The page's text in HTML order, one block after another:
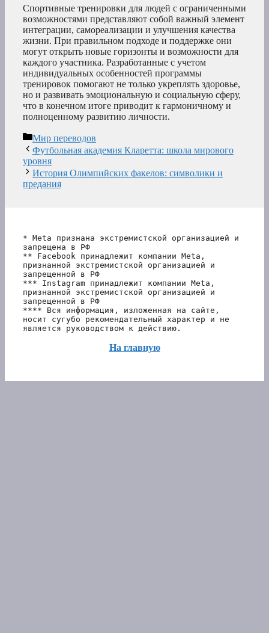
Спортивные тренировки для людей с ограниченными
возможностями представляют собой важный элемент
интеграции, самореализации и улучшения качества
жизни. При правильном подходе и поддержке они
могут открыть новые горизонты и возможности для
каждого участника. Разработанные с учетом
индивидуальных особенностей программы
тренировок помогают не только укреплять здоровье,
но и развивать эмоциональную и социальную сферу,
что в конечном итоге приводит к гармоничному и
полноценному развитию личности.
Рубрики
Мир переводов
Футбольная академия Кларетта: школа мирового
уровня
История Олимпийских факелов: символики и
предания
* Meta признана экстремистской организацией и
запрещена в РФ
** Facebook принадлежит компании Meta,
признанной экстремистской организацией и
запрещенной в РФ
*** Instagram принадлежит компании Meta,
признанной экстремистской организацией и
запрещенной в РФ
**** Вся информация, изложенная на сайте,
носит сугубо рекомендательный характер и не
является руководством к действию.
На главную